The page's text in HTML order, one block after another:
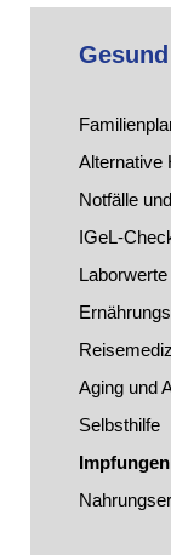
Alternative
Notfälle
IGeL-
Laborwerte
Aging und
Selbsthilfe